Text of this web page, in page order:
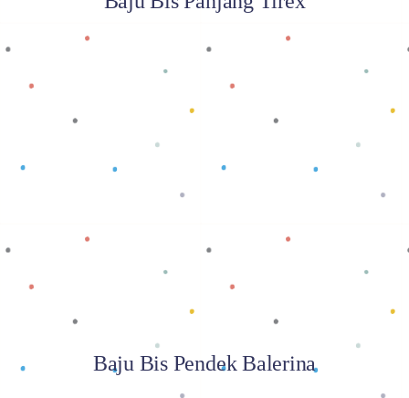
Baca selengkapnya
Baju Bis Pendek Balerina